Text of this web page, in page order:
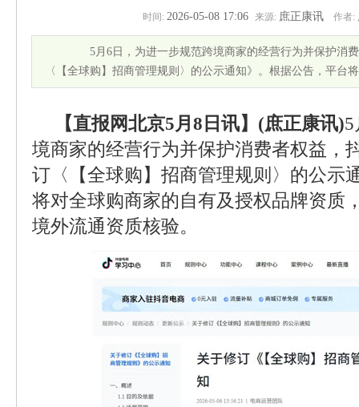
时间: 2026-05-08 17:06 来源: 庶正康讯 作者:
5月6日，为进一步规范跨境商家的经营行为并保护消费
〈【全球购】招商管理规则〉的公示通知》。根据公告，平台
【直报网北京5月8日讯】(庶正康讯)5
境商家的经营行为并保护消费者权益，
订〈【全球购】招商管理规则〉的公示
将对全球购商家的自有及授权品牌资质
境外流通资质核验。